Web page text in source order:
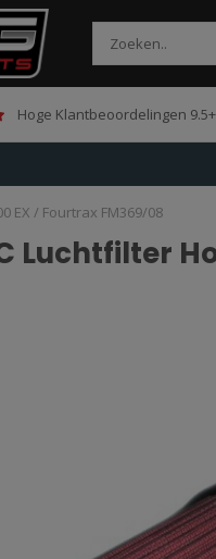
Hoge Klantbeoordelingen 9.5+
EX / Fourtrax FM369/08
Luchtfilter